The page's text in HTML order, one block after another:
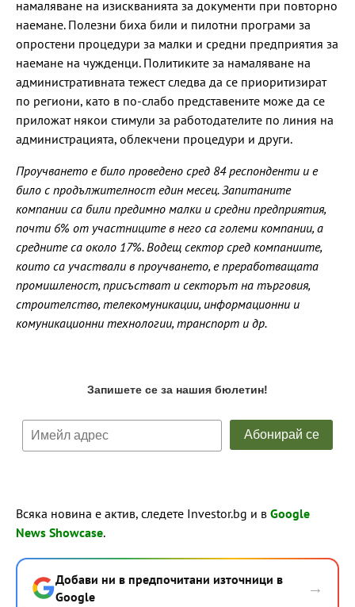
намаляване на изискванията за документи при повторно
наемане. Полезни биха били и пилотни програми за
опростени процедури за малки и средни предприятия за
наемане на чужденци. Политиките за намаляване на
административната тежест следва да се приоритизират
по региони, като в по-слабо представените може да се
приложат някои стимули за работодателите по линия на
администрацията, облекчени процедури и други.
Проучването е било проведено сред 84 респонденти и е
било с продължителност един месец. Запитаните
компании са били предимно малки и средни предприятия,
почти 6% от участниците в него са големи компании, а
средните са около 17%. Водещ сектор сред компаниите,
които са участвали в проучването, е преработващата
промишленост, присъстват и секторът на търговия,
строителство, телекомуникации, информационни и
комуникационни технологии, транспорт и др.
Всяка новина е актив, следете Investor.bg и в Google
News Showcase.
Добави ни в предпочитани източници в
Google
→